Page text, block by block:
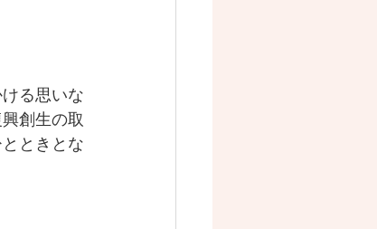
る思いな
創生の取
ときとな